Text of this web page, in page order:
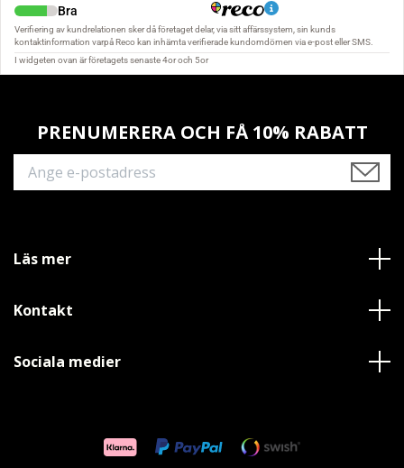
PRENUMERERA OCH FÅ 10% RABATT
Läs mer
Kontakt
Sociala medier